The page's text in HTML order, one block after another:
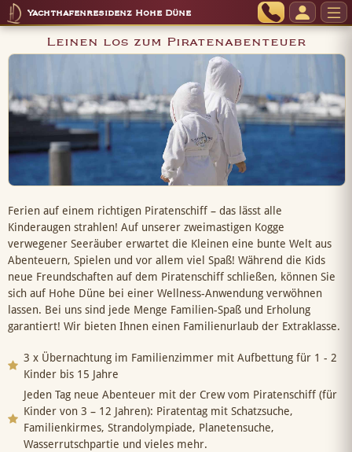
Yachthafenresidenz Hohe Düne
Leinen los zum Piratenabenteuer
Ferien auf einem richtigen Piratenschiff – das lässt alle
Kinderaugen strahlen! Auf unserer zweimastigen Kogge
verwegener Seeräuber erwartet die Kleinen eine bunte Welt aus
Abenteuern, Spielen und vor allem viel Spaß! Während die Kids
neue Freundschaften auf dem Piratenschiff schließen, können Sie
sich auf Hohe Düne bei einer Wellness-Anwendung verwöhnen
lassen. Bei uns sind jede Menge Familien-Spaß und Erholung
garantiert! Wir bieten Ihnen einen Familienurlaub der Extraklasse.
3 x Übernachtung im Familienzimmer mit Aufbettung für 1 - 2
Kinder bis 15 Jahre
Jeden Tag neue Abenteuer mit der Crew vom Piratenschiff (für
Kinder von 3 – 12 Jahren): Piratentag mit Schatzsuche,
Familienkirmes, Strandolympiade, Planetensuche,
Wasserrutschpartie und vieles mehr.